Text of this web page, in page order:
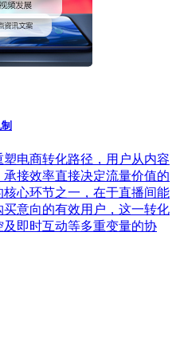
电商转化路径，用户从内容
接效率直接决定流量价值的
心环节之一，在于直播间能
意向的有效用户，这一转化
即时互动等多重变量的协